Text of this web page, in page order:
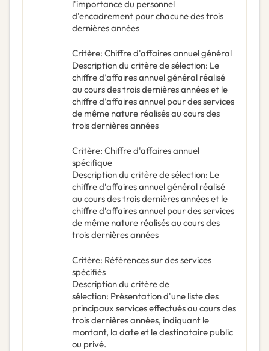
l'importance du personnel
d'encadrement pour chacune des trois
dernières années
Critère: Chiffre d'affaires annuel général
Description du critère de sélection: Le
chiffre d’affaires annuel général réalisé
au cours des trois dernières années et le
chiffre d’affaires annuel pour des services
de même nature réalisés au cours des
trois dernières années
Critère: Chiffre d'affaires annuel
spécifique
Description du critère de sélection: Le
chiffre d’affaires annuel général réalisé
au cours des trois dernières années et le
chiffre d’affaires annuel pour des services
de même nature réalisés au cours des
trois dernières années
Critère: Références sur des services
spécifiés
Description du critère de
sélection: Présentation d'une liste des
principaux services effectués au cours des
trois dernières années, indiquant le
montant, la date et le destinataire public
ou privé.